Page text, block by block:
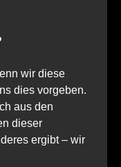
wir diese
dies vorgeben.
aus den
dieser
ergibt – wir